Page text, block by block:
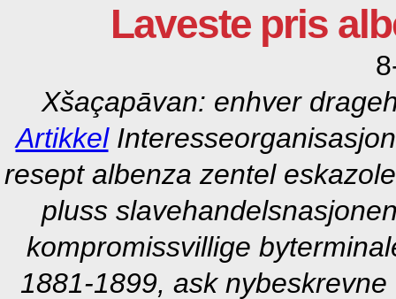
Laveste pris
Xšaçapāvan: enhver
Artikkel
resept albenza zentel
pluss
kompromissvillige
1881-1899, ask